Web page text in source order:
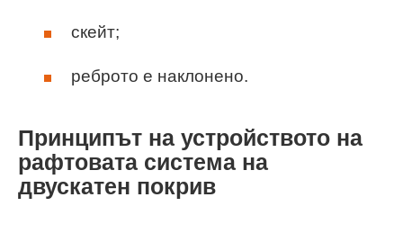
скейт;
реброто е наклонено.
Принципът на устройството на
рафтовата система на
двускатен покрив